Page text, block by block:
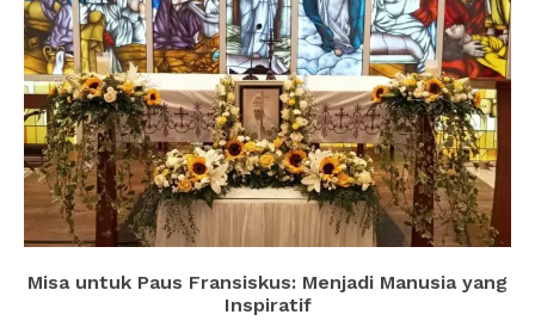
Misa untuk Paus Fransiskus: Menjadi Manusia yang
Inspiratif